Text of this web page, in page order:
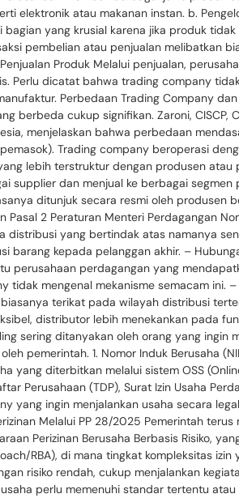
elektronik atau makanan instan. b.
yang krusial karena jika produk
pembelian atau penjualan melibatkan
Produk Melalui penjualan,
Perlu dicatat bahwa trading company
Perbedaan Trading Company
berbeda cukup signifikan. Zaroni, CISCP,
menjelaskan bahwa perbedaan
Trading company beroperasi
lebih terstruktur dengan produsen atau
supplier dan menjual ke berbagai segmen
ditunjuk secara resmi oleh produsen
2 Peraturan Menteri Perdagangan
distribusi yang bertindak atas namanya
barang kepada pelanggan akhir. –
perusahaan perdagangan yang
mengenal mekanisme semacam ini. –
terikat pada wilayah distribusi
distributor lebih menekankan pada
sering ditanyakan oleh orang yang ingin
pemerintah. 1. Nomor Induk Berusaha
yang diterbitkan melalui sistem OSS
Perusahaan (TDP), Surat Izin Usaha
yang ingin menjalankan usaha secara
Melalui PP 28/2025 Pemerintah
Perizinan Berusaha Berbasis Risiko,
RBA), di mana tingkat kompleksitas izin
risiko rendah, cukup menjalankan
perlu memenuhi standar tertentu